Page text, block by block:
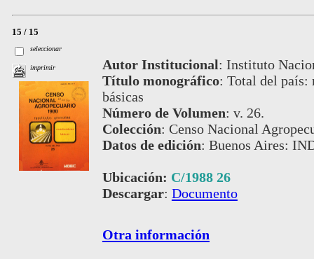
15 / 15
seleccionar
imprimir Autor Institucional: Instituto
Título monográfico: Total del país:
básicas
Número de Volumen: v. 26.
Colección: Censo Nacional
Datos de edición: Buenos Aires:
Ubicación: C/1988 26
Descargar: Documento
Otra información